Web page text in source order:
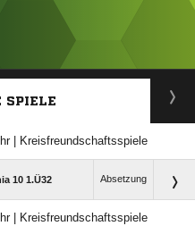
SPIELE
| Kreisfreundschaftsspiele
10 1.Ü32 Absetzung
| Kreisfreundschaftsspiele